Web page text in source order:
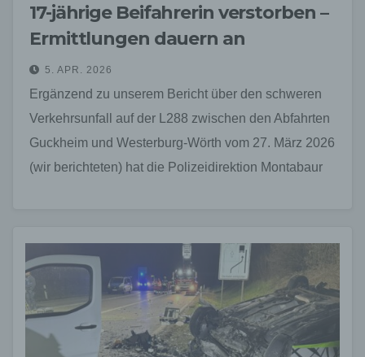
17-jährige Beifahrerin verstorben –
Ermittlungen dauern an
5. APR. 2026
Ergänzend zu unserem Bericht über den schweren
Verkehrsunfall auf der L288 zwischen den Abfahrten
Guckheim und Westerburg-Wörth vom 27. März 2026
(wir berichteten) hat die Polizeidirektion Montabaur